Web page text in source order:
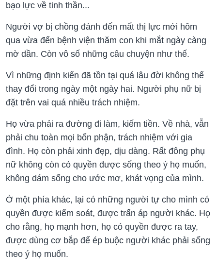
bạo lực về tinh thần...
Người vợ bị chồng đánh đến mất thị lực mới hôm
qua vừa đến bệnh viện thăm con khi mắt ngày càng
mờ dần. Còn vô số những câu chuyện như thế.
Vì những định kiến đã tồn tại quá lâu đời không thể
thay đổi trong ngày một ngày hai. Người phụ nữ bị
đặt trên vai quá nhiều trách nhiệm.
Họ vừa phải ra đường đi làm, kiếm tiền. Về nhà, vẫn
phải chu toàn mọi bổn phận, trách nhiệm với gia
đình. Họ còn phải xinh đẹp, dịu dàng. Rất đông phụ
nữ không còn có quyền được sống theo ý họ muốn,
không dám sống cho ước mơ, khát vọng của mình.
Ở một phía khác, lại có những người tự cho mình có
quyền được kiểm soát, được trấn áp người khác. Họ
cho rằng, họ mạnh hơn, họ có quyền được ra tay,
được dùng cơ bắp để ép buộc người khác phải sống
theo ý họ muốn.